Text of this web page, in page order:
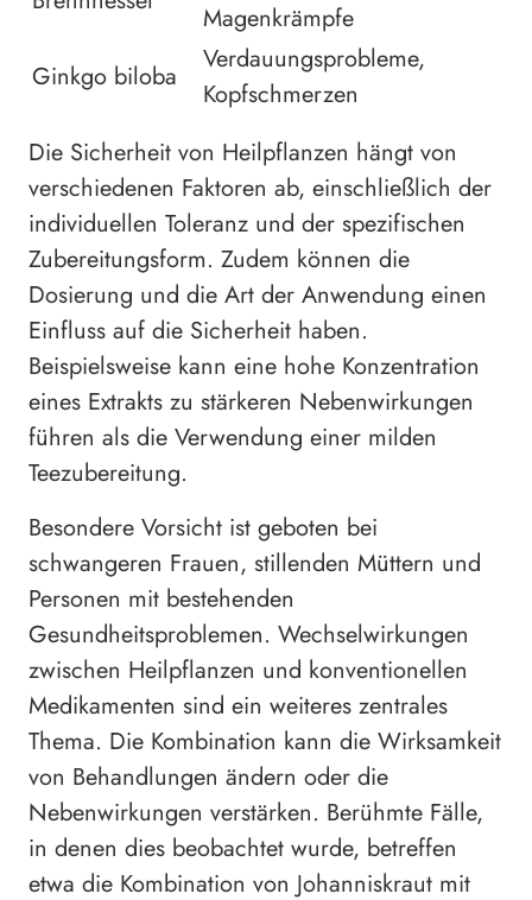
Magenkrämpfe
Ginkgo biloba
Verdauungsprobleme,
Kopfschmerzen
Die Sicherheit von Heilpflanzen hängt von
verschiedenen Faktoren ab, einschließlich der
individuellen Toleranz und der spezifischen
Zubereitungsform. Zudem können die
Dosierung und die Art der Anwendung einen
Einfluss auf die Sicherheit haben.
Beispielsweise kann eine hohe Konzentration
eines Extrakts zu stärkeren Nebenwirkungen
führen als die Verwendung einer milden
Teezubereitung.
Besondere Vorsicht ist geboten bei
schwangeren Frauen, stillenden Müttern und
Personen mit bestehenden
Gesundheitsproblemen. Wechselwirkungen
zwischen Heilpflanzen und konventionellen
Medikamenten sind ein weiteres zentrales
Thema. Die Kombination kann die Wirksamkeit
von Behandlungen ändern oder die
Nebenwirkungen verstärken. Berühmte Fälle,
in denen dies beobachtet wurde, betreffen
etwa die Kombination von Johanniskraut mit